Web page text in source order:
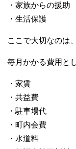
・家族からの援助
・生活保護
ここで大切なのは
毎月かかる費用と
・家賃
・共益費
・駐車場代
・町内会費
・水道料